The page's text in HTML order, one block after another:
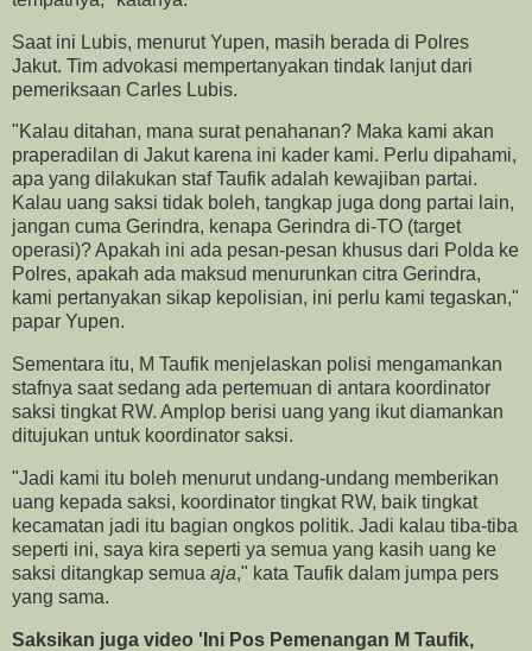
Saat ini Lubis, menurut Yupen, masih berada di Polres
Jakut. Tim advokasi mempertanyakan tindak lanjut dari
pemeriksaan Carles Lubis.
"Kalau ditahan, mana surat penahanan? Maka kami akan
praperadilan di Jakut karena ini kader kami. Perlu dipahami,
apa yang dilakukan staf Taufik adalah kewajiban partai.
Kalau uang saksi tidak boleh, tangkap juga dong partai lain,
jangan cuma Gerindra, kenapa Gerindra di-TO (target
operasi)? Apakah ini ada pesan-pesan khusus dari Polda ke
Polres, apakah ada maksud menurunkan citra Gerindra,
kami pertanyakan sikap kepolisian, ini perlu kami tegaskan,"
papar Yupen.
Sementara itu, M Taufik menjelaskan polisi mengamankan
stafnya saat sedang ada pertemuan di antara koordinator
saksi tingkat RW. Amplop berisi uang yang ikut diamankan
ditujukan untuk koordinator saksi.
"Jadi kami itu boleh menurut undang-undang memberikan
uang kepada saksi, koordinator tingkat RW, baik tingkat
kecamatan jadi itu bagian ongkos politik. Jadi kalau tiba-tiba
seperti ini, saya kira seperti ya semua yang kasih uang ke
saksi ditangkap semua aja," kata Taufik dalam jumpa pers
yang sama.
Saksikan juga video 'Ini Pos Pemenangan M Taufik,